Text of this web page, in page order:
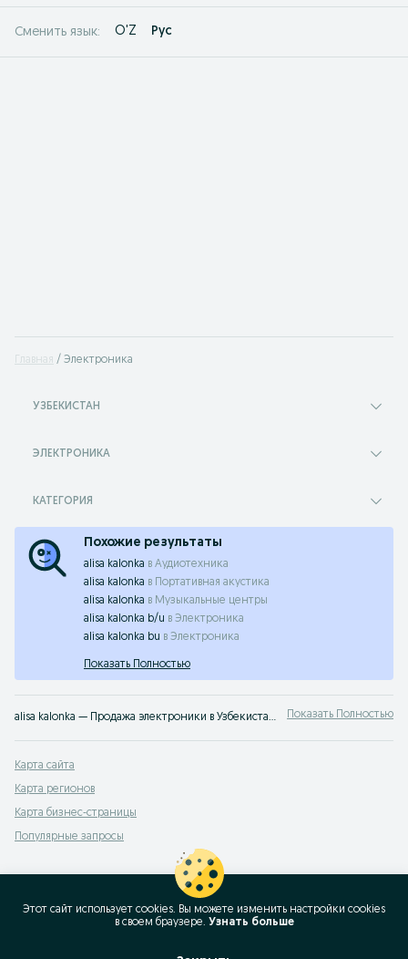
Сменить язык: O'Z Рус
Главная Электроника
УЗБЕКИСТАН
ЭЛЕКТРОНИКА
КАТЕГОРИЯ
Похожие результаты
alisa kalonka в Аудиотехника
alisa kalonka в
Портативная акустика
alisa kalonka в Музыкальные центры
alisa kalonka b/u в Электроника
alisa kalonka bu в Электроника
Показать Полностью
alisa kalonka — Продажа электроники в Узбекистане ✔️ Большой выбор новых и б/у смартфонов, наушников и аксессуаров по выгодным ценам ☝ Проверенные предложения на OLX.uz Показать Полностью
Карта сайта
Карта регионов
Карта бизнес-страницы
Популярные запросы
Этот сайт использует cookies. Вы можете изменить настройки cookies
в своeм браузере. Узнать больше